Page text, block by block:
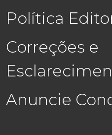
Política
Correções e
Anuncie